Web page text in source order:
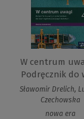
W centrum
Podręcznik do
Sławomir Drelich,
Czechowska
nowa era